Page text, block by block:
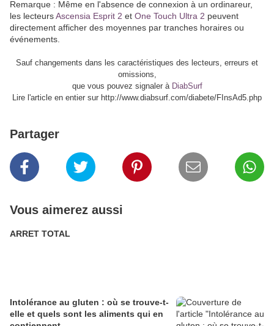
Remarque : Même en l'absence de connexion à un ordinareur,
les lecteursAscensia Esprit 2 et One Touch Ultra 2 peuvent
directement afficher des moyennes par tranches horaires ou
événements.
Sauf changements dans les caractéristiques des lecteurs, erreurs et
omissions,
que vous pouvez signaler à DiabSurf
Lire l'article en entier sur http://www.diabsurf.com/diabete/FInsAd5.php
Partager
Vous aimerez aussi
ARRET TOTAL
Intolérance au gluten : où se trouve-t-
elle et quels sont les aliments qui en